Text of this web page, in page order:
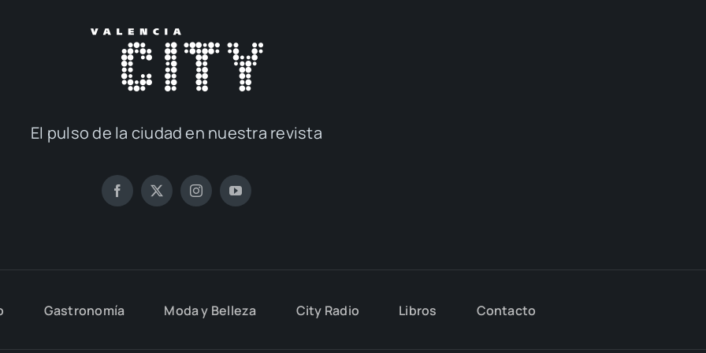
El pul­so de la ciu­dad en nues­tra revis­ta
Gas­tro­no­mía Moda y Belle­za City Radio Libros Con­tac­to